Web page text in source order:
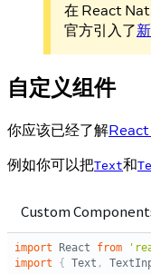
在 React
官方引入了
自定义组件
你应该已经了解
例如你可以把Text和